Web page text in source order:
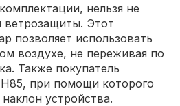
нельзя не
ветрозащиты. Этот
позволяет использовать
воздухе, не переживая по
Также покупатель
при помощи которого
устройства.